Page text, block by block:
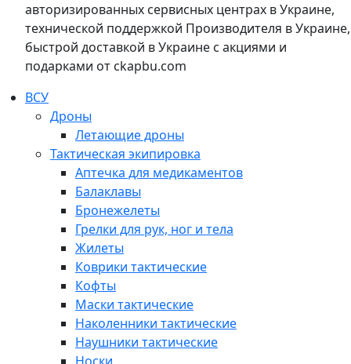
авторизированных сервисных центрах в Украине,
технической поддержкой Производителя в Украине,
быстрой доставкой в Украине с акциями и
подарками от ckapbu.com
ВСУ
Дроны
Летающие дроны
Тактическая экипировка
Аптечка для медикаментов
Балаклавы
Бронежелеты
Грелки для рук, ног и тела
Жилеты
Коврики тактические
Кофты
Маски тактические
Наколенники тактические
Наушники тактические